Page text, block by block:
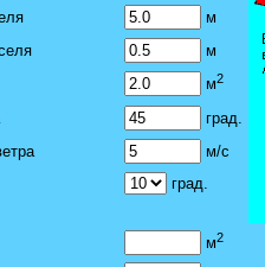
м
м
м2
град.
м/с
град.
м2